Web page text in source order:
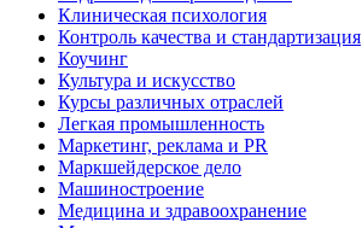
Клиническая психология
Контроль качества и стандартизация
Коучинг
Культура и искусство
Курсы различных отраслей
Легкая промышленность
Маркетинг, реклама и PR
Маркшейдерское дело
Машиностроение
Медицина и здравоохранение